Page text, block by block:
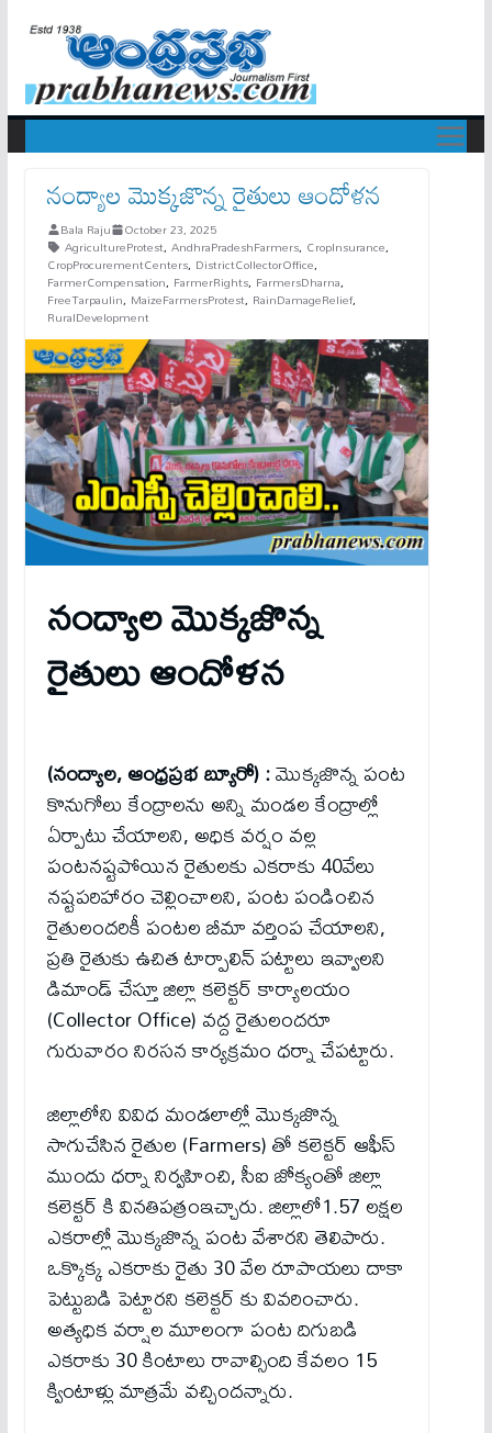
నంద్యాల మొక్కజొన్న రైతులు ఆందోళన
Bala Raju October 23, 2025
AgricultureProtest, AndhraPradeshFarmers, CropInsurance,
CropProcurementCenters, DistrictCollectorOffice,
FarmerCompensation, FarmerRights, FarmersDharna,
FreeTarpaulin, MaizeFarmersProtest, RainDamageRelief,
RuralDevelopment
నంద్యాల మొక్కజొన్న
రైతులు ఆందోళన
(నంద్యాల, ఆంధ్రప్రభ బ్యూరో) :మొక్కజొన్న పంట
కొనుగోలు కేంద్రాలను అన్ని మండల కేంద్రాల్లో
ఏర్పాటు చేయాలని, అధిక వర్షం వల్ల
పంటనష్టపోయిన రైతులకు ఎకరాకు 40వేలు
నష్టపరిహారం చెల్లించాలని, పంట పండించిన
రైతులందరికీ పంటల బీమా వర్తింప చేయాలని,
ప్రతి రైతుకు ఉచిత టార్పాలిన్ పట్టాలు ఇవ్వాలని
డిమాండ్ చేస్తూ జిల్లా కలెక్టర్ కార్యాలయం
(Collector Office) వద్ద రైతులందరూ
గురువారం నిరసన కార్యక్రమం ధర్నా చేపట్టారు.
జిల్లాలోని వివిధ మండలాల్లో మొక్కజొన్న
సాగుచేసిన రైతుల (Farmers) తో కలెక్టర్ ఆఫీస్
ముందు ధర్నా నిర్వహించి, సీఐ జోక్యంతో జిల్లా
కలెక్టర్ కి వినతిపత్రంఇచ్చారు. జిల్లాలో1.57 లక్షల
ఎకరాల్లో మొక్కజొన్న పంట వేశారని తెలిపారు.
ఒక్కొక్క ఎకరాకు రైతు 30 వేల రూపాయలు దాకా
పెట్టుబడి పెట్టారని కలెక్టర్ కు వివరించారు.
అత్యధిక వర్షాల మూలంగా పంట దిగుబడి
ఎకరాకు 30 కింటాలు రావాల్సింది కేవలం 15
క్వింటాళ్లు మాత్రమే వచ్చిందన్నారు.